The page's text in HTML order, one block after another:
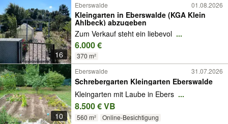
16
Eberswalde 01.08.2026
Kleingarten in Eberswalde (KGA Klein
Ahlbeck) abzugeben
Zum Verkauf steht ein liebevol ...
6.000 €
370 m²
10
Eberswalde 31.07.2026
Schrebergarten Kleingarten Eberswalde
Kleingarten mit Laube in Ebers ...
8.500 € VB
560 m² Online-Besichtigung